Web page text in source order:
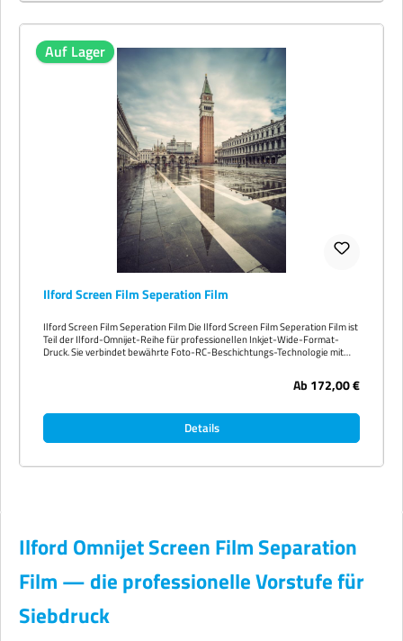
Auf Lager
Ilford Screen Film Seperation Film
Ilford Screen Film Seperation Film Die Ilford Screen Film Seperation Film ist
Teil der Ilford-Omnijet-Reihe für professionellen Inkjet-Wide-Format-
Druck. Sie verbindet bewährte Foto-RC-Beschichtungs-Technologie mit
Kompatibilität Freigegeben für die marktrelevanten wässrigen Pigment-
imagePROGRAF, Mimaki, Roland, Mutoh) sowie selektive Latex-
Plattformen. 3-Zoll-Kern bei Rollenware, kein Core-Adapter erforderlich.
Touch-Dry direkt vom Drucker. Verfügbare Formate Blattformate: 17" -
(1 Rolle), 42" - 106,7cm x 30,5m (1 Rolle), 44" - 111,8cm x 30,5m (1 Rolle),
Ab 172,00 €
Details
Ilford Omnijet Screen Film Separation
Film — die professionelle Vorstufe für
Siebdruck